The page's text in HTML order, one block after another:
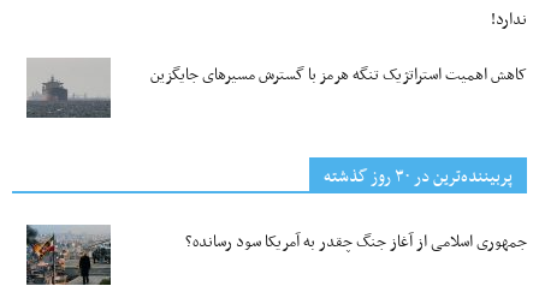
ندارد!
کاهش اهمیت استراتژیک تنگه‌ هرمز با گسترش مسیرهای جایگزین
پربیننده‌ترین‌ در ۳۰ روز گذشته
جمهوری اسلامی از آغاز جنگ چقدر به آمریکا سود رسانده؟